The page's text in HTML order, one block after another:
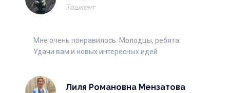
Ташкент
Мне очень понравилось. Молодцы, ребята.
Удачи вам и новых интересных идей
Лиля Романовна Мензатова